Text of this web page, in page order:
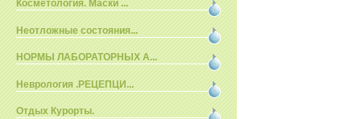
Косметология. Маски ...
Неотложные состояния...
НОРМЫ ЛАБОРАТОРНЫХ А...
Неврология .РЕЦЕПЦИ...
Отдых Курорты.